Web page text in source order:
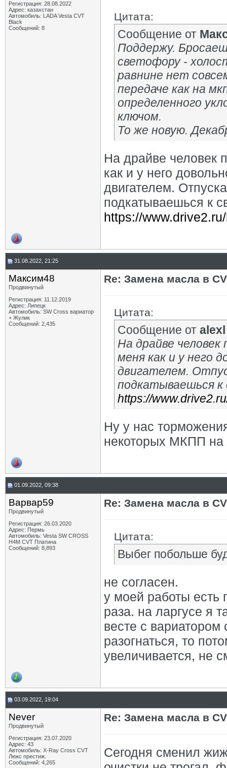
Регистрация: 28.08.2022
Адрес: казахстан
Автомобиль: LADA Vesta CVT
Black
Сообщений: 8
Цитата:
Сообщение от
Поддержу.
светофору -
равнине нет
передаче как на
определенного
ключом.
То же новую.
На драйве человек
как и у него
двигателем.
подкатываешься к
https://
31.08.2022, 21:25
Максим48
Продвинутый
Регистрация: 11.12.2019
Адрес: Липецк
Автомобиль: SW Cross вариатор
+ Жулик
Сообщений: 2,435
Re: Замена масла в
Цитата:
Сообщение от alexl
На драйве
меня как и у него
двигателем.
подкатываешься к
https://
Ну у нас
некоторых МКПП на
01.09.2022, 09:38
Варвар59
Продвинутый
Регистрация: 26.03.2020
Адрес: Пермь
Автомобиль: Vesta SW CROSS
H4M CVT Платина
Сообщений: 8,893
Re: Замена масла в
Цитата:
Выбег побольше
не согласен.
у моей работы есть
раза. на ларгусе я
весте с
разогнаться, то
увеличивается, не
03.09.2022, 19:04
Never
Продвинутый
Регистрация: 23.07.2020
Адрес: 43
Автомобиль: X-Ray Cross CVT
Люкс престиж.
Сообщений: 4,265
Re: Замена масла в
Сегодня сменил